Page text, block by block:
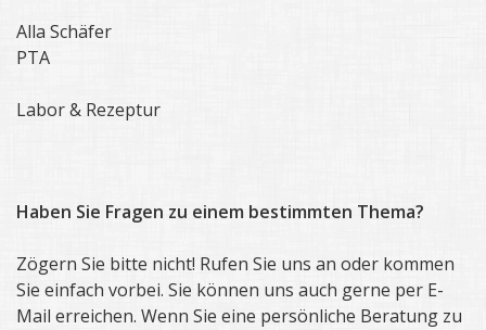
Alla Schäfer
PTA
Labor & Rezeptur
Haben Sie Fragen zu einem bestimmten Thema?
Zögern Sie bitte nicht! Rufen Sie uns an oder kommen
Sie einfach vorbei. Sie können uns auch gerne per E-
Mail erreichen. Wenn Sie eine persönliche Beratung zu